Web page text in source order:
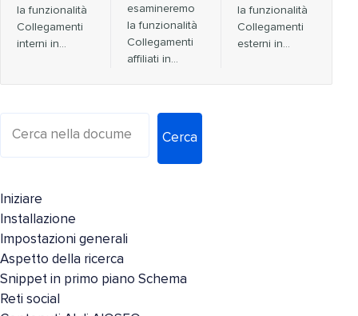
la funzionalità
Collegamenti
interni in…
esamineremo
la funzionalità
Collegamenti
affiliati in...
la funzionalità
Collegamenti
esterni in…
Cerca
Iniziare
Installazione
Impostazioni generali
Aspetto della ricerca
Snippet in primo piano Schema
Reti social